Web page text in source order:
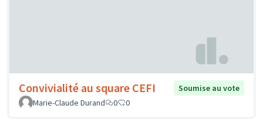
Convivialité au square CEFI
Soumise au vote
Marie-Claude Durand
0 0